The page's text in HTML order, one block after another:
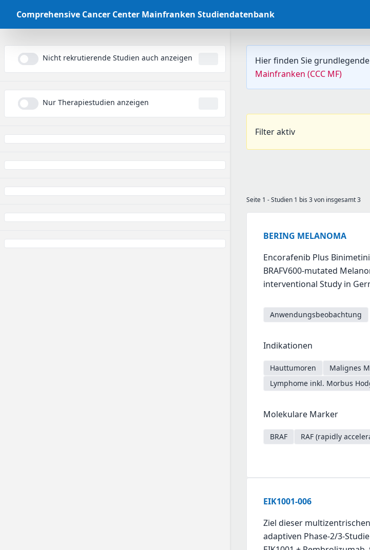
Comprehensive Cancer Center Mainfranken Studiendatenbank
Nicht rekrutierende Studien auch anzeigen
Nur Therapiestudien anzeigen
Hier finden Sie
Mainfranken (CCC MF)
Filter aktiv
Seite 1 - Studien 1 bis 3 von insgesamt 3
BERING MELANOMA
Encorafenib Plus
BRAFV600-mutated
interventional Study in
Anwendungsbeobachtung
Indikationen
Hauttumoren
Malignes
Lymphome inkl. Morbus
Molekulare Marker
BRAF RAF (rapidly
EIK1001-006
Ziel dieser
adaptiven Phase-2/3-